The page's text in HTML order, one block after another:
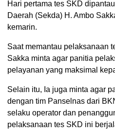
Hari pertama tes SKD
Daerah (Sekda) H. Ambo
kemarin.
Saat memantau pelaksanaan
Sakka minta agar panitia
pelayanan yang maksimal
Selain itu, Ia juga minta agar
dengan tim Panselnas dari
selaku operator dan
pelaksanaan tes SKD ini